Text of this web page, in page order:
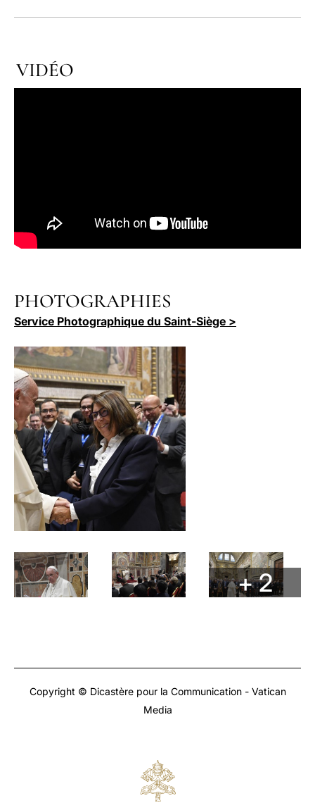
VIDÉO
PHOTOGRAPHIES
Service Photographique du Saint-Siège >
+ 2
Copyright © Dicastère pour la Communication - Vatican
Media